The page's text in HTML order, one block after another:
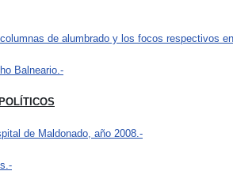
de alumbrado y los focos respectivos
Balneario.-
de Maldonado, año 2008.-